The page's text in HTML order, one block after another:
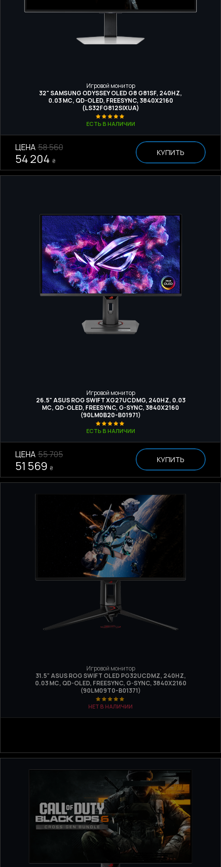
Игровой монитор
32" SAMSUNG ODYSSEY OLED G8 G81SF, 240HZ,
0.03 МС, QD-OLED, FREESYNC, 3840Х2160
(LS32FG812SIXUA)
ЕСТЬ В НАЛИЧИИ
ЦЕНА 58 560
54 204 ₴
КУПИТЬ
Игровой монитор
26.5" ASUS ROG SWIFT XG27UCDMG, 240HZ, 0.03
МС, QD-OLED, FREESYNC, G-SYNC, 3840X2160
(90LM0B20-B01971)
ЕСТЬ В НАЛИЧИИ
ЦЕНА 55 705
51 569 ₴
КУПИТЬ
Игровой монитор
31.5" ASUS ROG SWIFT OLED PG32UCDMZ, 240HZ,
0.03 МС, QD-OLED, FREESYNC, G-SYNC, 3840X2160
(90LM09T0-B01371)
НЕТ В НАЛИЧИИ